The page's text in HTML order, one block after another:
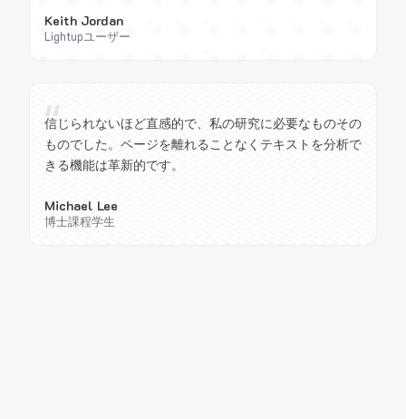
Keith Jordan
Lightupユーザー
“
信じられないほど直感的で、私の研究に必要なものその
ものでした。ページを離れることなくテキストを分析で
きる機能は革新的です。
Michael Lee
博士課程学生